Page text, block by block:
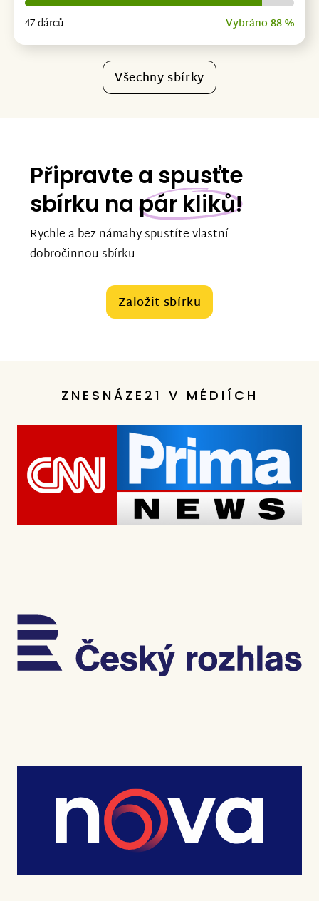
47 dárců Vybráno 88 %
Všechny sbírky
Připravte a spusťte
sbírku na pár kliků!
Rychle a bez námahy spustíte vlastní
dobročinnou sbírku.
Založit sbírku
ZNESNÁZE21 V MÉDIÍCH